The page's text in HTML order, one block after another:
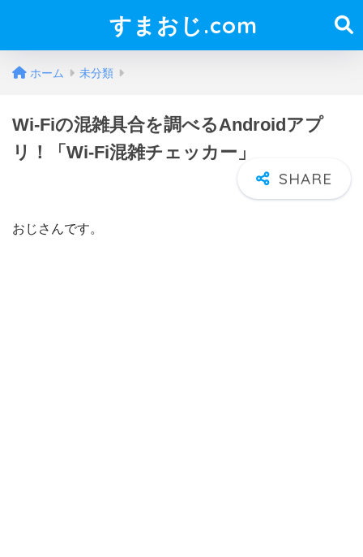
すまおじ.com
ホーム 未分類
Wi-Fiの混雑具合を調べるAndroidアプ
リ！「Wi-Fi混雑チェッカー」
おじさんです。